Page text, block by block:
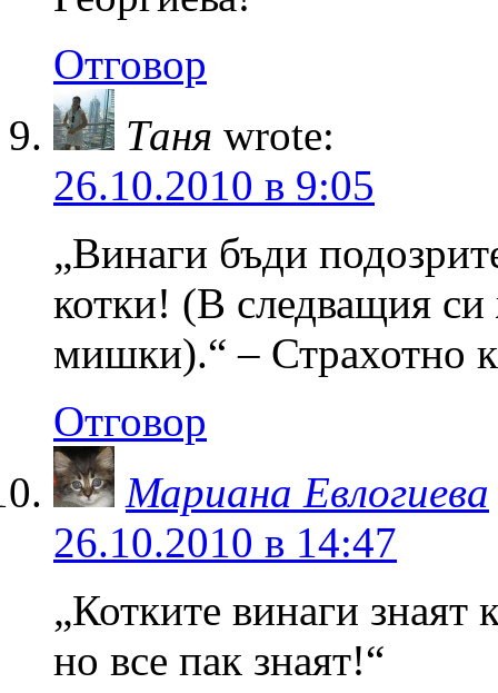
Отговор
Таня wrote:
26.10.2010 в 9:05
„Винаги бъди
котки! (В следващия си
мишки).“ – Страхотно
Отговор
Мариана Евлогиева
26.10.2010 в 14:47
„Котките винаги знаят
но все пак знаят!“